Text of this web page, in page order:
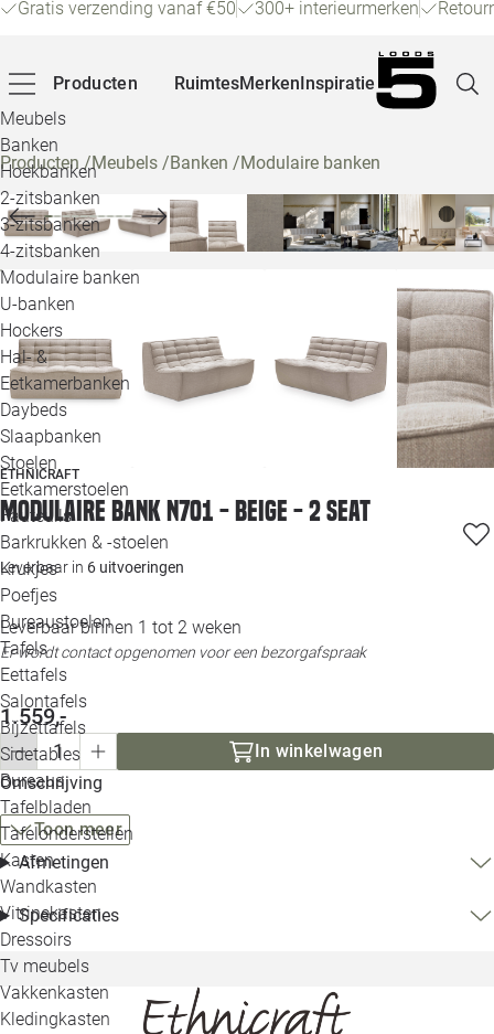
Gratis verzending vanaf €50 300+ interieurmerken
Producten
Meubels
Banken
Hoekbanken
2-zitsbanken
3-zitsbanken
4-zitsbanken
Modulaire banken
U-banken
Hockers
Hal- &
Eetkamerbanken
Daybeds
Slaapbanken
Stoelen
Eetkamerstoelen
Fauteuils
Barkrukken & -stoelen
Krukjes
Poefjes
Bureaustoelen
Tafels
Eettafels
Salontafels
Bijzettafels
Sidetables
Bureaus
Tafelbladen
Tafelonderstellen
Kasten
Wandkasten
Vitrinekasten
Dressoirs
Tv meubels
Vakkenkasten
Kledingkasten
RuimtesMerkenInspiratie
Producten/Meubels /Banken /Modulaire banken
ETHNICRAFT
Modulaire bank N701 - beige - 2 seat
Leverbaar in 6 uitvoeringen
Leverbaar binnen 1 tot 2 weken
Er wordt contact opgenomen voor een bezorgafspraak
1.559,-
In winkelwagen
Omschrijving
Toon meer
Afmetingen
Specificaties